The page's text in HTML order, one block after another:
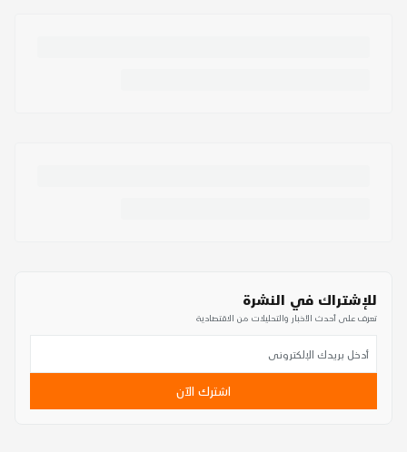
للإشتراك في النشرة
تعرف على أحدث الأخبار والتحليلات من الاقتصادية
اشترك الآن